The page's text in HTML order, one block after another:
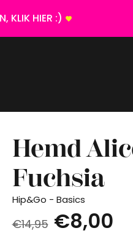
KLIK HIER :)
Hemd
Fuchsia
Hip&Go - Basics
€14,95 €8,00